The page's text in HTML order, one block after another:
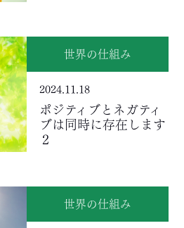
世界の仕組み
2024.11.18
ポジティブとネガティ
ブは同時に存在します
２
世界の仕組み